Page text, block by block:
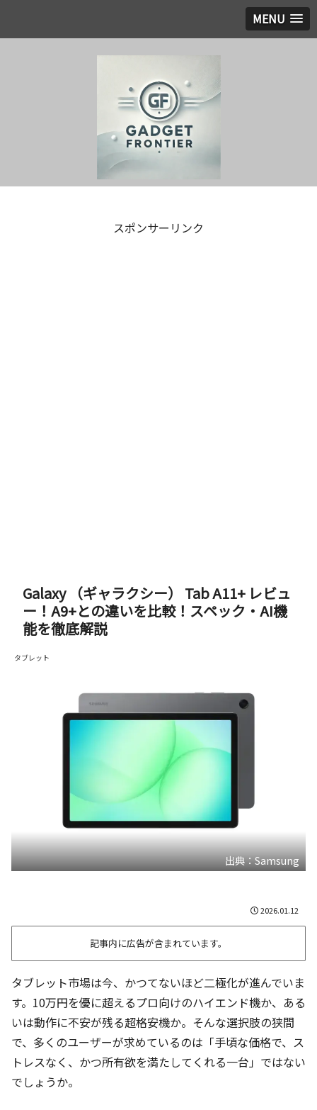
MENU
スポンサーリンク
Galaxy （ギャラクシー） Tab A11+ レビュ
ー！A9+との違いを比較！スペック・AI機
能を徹底解説
タブレット
出典：Samsung
2026.01.12
記事内に広告が含まれています。
タブレット市場は今、かつてないほど二極化が進んでいま
す。10万円を優に超えるプロ向けのハイエンド機か、ある
いは動作に不安が残る超格安機か。そんな選択肢の狭間
で、多くのユーザーが求めているのは「手頃な価格で、ス
トレスなく、かつ所有欲を満たしてくれる一台」ではない
でしょうか。